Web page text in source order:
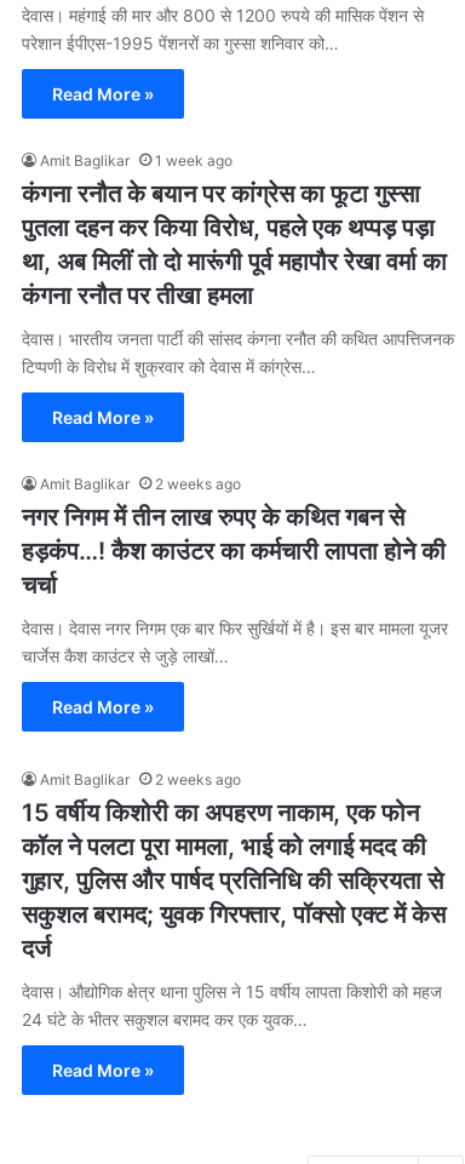
देवास। महंगाई की मार और 800 से 1200 रुपये की मासिक पेंशन से
परेशान ईपीएस-1995 पेंशनरों का गुस्सा शनिवार को…
Read More »
Amit Baglikar 1 week ago
कंगना रनौत के बयान पर कांग्रेस का फूटा गुस्सा
पुतला दहन कर किया विरोध, पहले एक थप्पड़ पड़ा
था, अब मिलीं तो दो मारूंगी पूर्व महापौर रेखा वर्मा का
कंगना रनौत पर तीखा हमला
देवास। भारतीय जनता पार्टी की सांसद कंगना रनौत की कथित आपत्तिजनक
टिप्पणी के विरोध में शुक्रवार को देवास में कांग्रेस…
Read More »
Amit Baglikar 2 weeks ago
नगर निगम में तीन लाख रुपए के कथित गबन से
हड़कंप…! कैश काउंटर का कर्मचारी लापता होने की
चर्चा
देवास। देवास नगर निगम एक बार फिर सुर्खियों में है। इस बार मामला यूजर
चार्जेस कैश काउंटर से जुड़े लाखों…
Read More »
Amit Baglikar 2 weeks ago
15 वर्षीय किशोरी का अपहरण नाकाम, एक फोन
कॉल ने पलटा पूरा मामला, भाई को लगाई मदद की
गुहार, पुलिस और पार्षद प्रतिनिधि की सक्रियता से
सकुशल बरामद; युवक गिरफ्तार, पॉक्सो एक्ट में केस
दर्ज
देवास। औद्योगिक क्षेत्र थाना पुलिस ने 15 वर्षीय लापता किशोरी को महज
24 घंटे के भीतर सकुशल बरामद कर एक युवक…
Read More »